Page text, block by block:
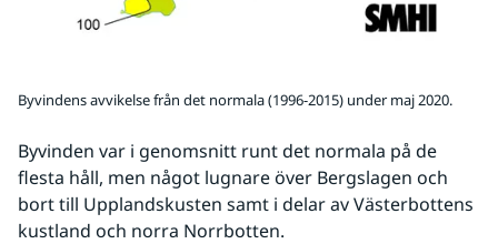
Byvindens avvikelse från det normala (1996-2015) under maj 2020.
Byvinden var i genomsnitt runt det normala på de
flesta håll, men något lugnare över Bergslagen och
bort till Upplandskusten samt i delar av Västerbottens
kustland och norra Norrbotten.